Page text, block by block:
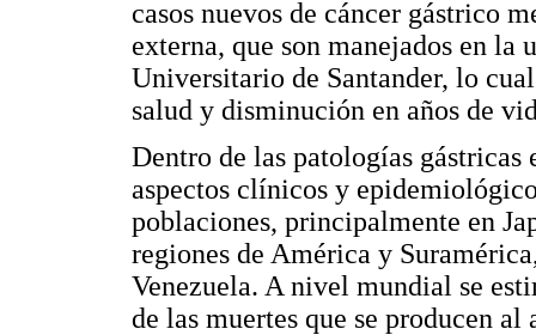
casos nuevos de cáncer gástrico
externa, que son manejados en
Universitario de Santander, lo
salud y disminución en años de
Dentro de las patologías gástricas
aspectos clínicos y
poblaciones, principalmente en
regiones de América y
Venezuela. A nivel mundial se
de las muertes que se producen